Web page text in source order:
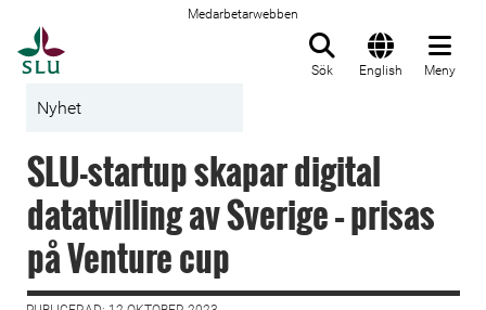
Medarbetarwebben
Sök English Meny
Nyhet
SLU-startup skapar digital
datatvilling av Sverige – prisas
på Venture cup